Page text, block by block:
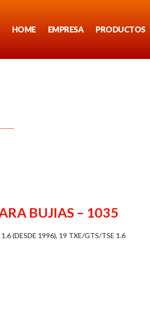
HOME EMPRESA PRODUCTOS
BUJIAS – 1035
(DESDE 1996), 19 TXE/GTS/TSE 1.6